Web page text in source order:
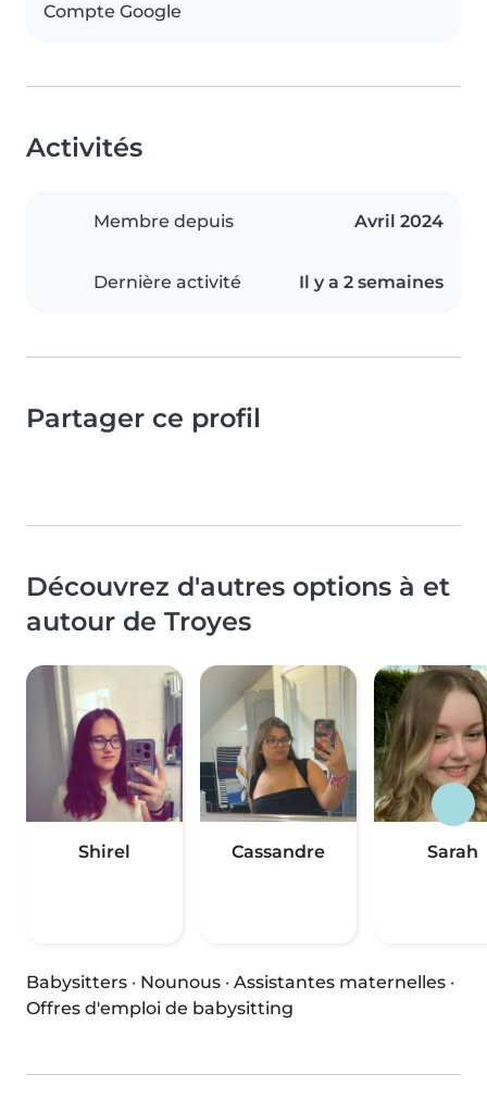
Compte Google
Activités
Membre depuis Avril 2024
Dernière activité Il y a 2 semaines
Partager ce profil
Découvrez d'autres options à et
autour de Troyes
Shirel Cassandre Sarah
Babysitters · Nounous · Assistantes maternelles ·
Offres d'emploi de babysitting